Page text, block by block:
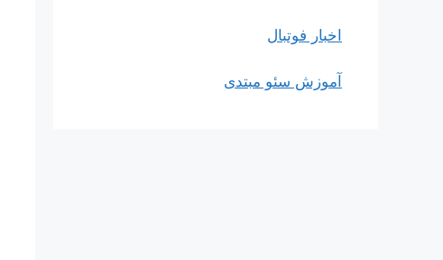
اخبار فوتبال
آموزش سئو مبتدی